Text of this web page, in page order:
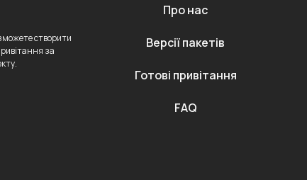
створити
за
Про нас
Версії пакетів
Готові привітання
FAQ